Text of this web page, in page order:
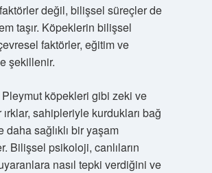
değil, bilişsel süreçler de
taşır. Köpeklerin bilişsel
faktörler, eğitim ve
şekillenir.
köpekleri gibi zeki ve
sahipleriyle kurdukları bağ
daha sağlıklı bir yaşam
Bilişsel psikoloji, canlıların
nasıl tepki verdiğini ve